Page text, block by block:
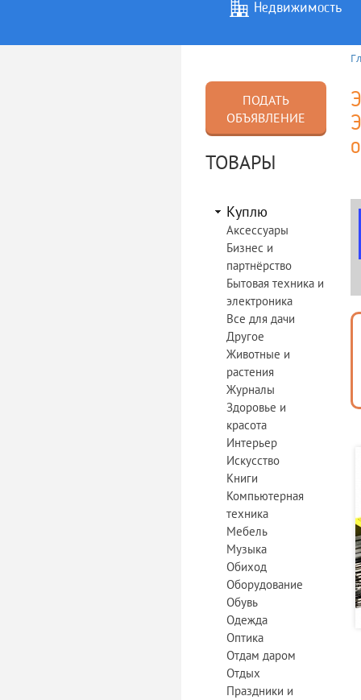
Недвижимость
Услуги
ПОДАТЬ
ОБЪЯВЛЕНИЕ
ТОВАРЫ
Куплю
Аксессуары
Бизнес и
партнёрство
Бытовая техника и
электроника
Все для дачи
Другое
Животные и
растения
Журналы
Здоровье и
красота
Интерьер
Искусство
Книги
Компьютерная
техника
Мебель
Музыка
Обиход
Оборудование
Обувь
Одежда
Оптика
Отдам даром
Отдых
Праздники и